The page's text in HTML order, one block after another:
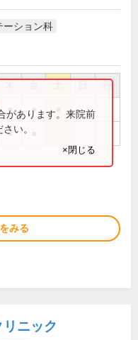
ーション科
祝
● ●
●
があります。来院前
い。
×閉じる
みる
ニック